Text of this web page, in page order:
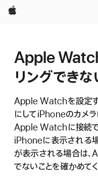
Apple
Apple
リングでき
Apple Watchを設定
にしてiPhoneのカメラ
Apple Watchに接続で
iPhoneに表示される
が表示される場合は
でないことを確かめて